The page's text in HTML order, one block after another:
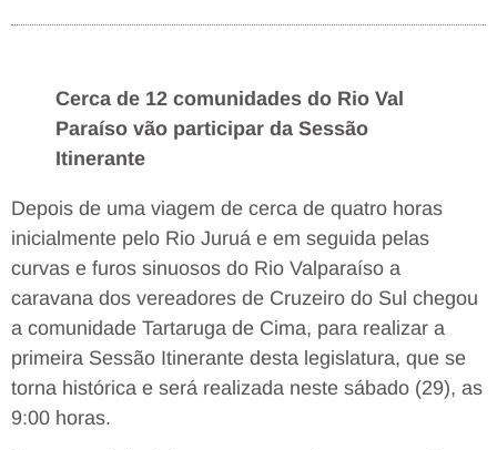
Cerca de 12 comunidades do Rio Val
Paraíso vão participar da Sessão
Itinerante
Depois de uma viagem de cerca de quatro horas
inicialmente pelo Rio Juruá e em seguida pelas
curvas e furos sinuosos do Rio Valparaíso a
caravana dos vereadores de Cruzeiro do Sul chegou
a comunidade Tartaruga de Cima, para realizar a
primeira Sessão Itinerante desta legislatura, que se
torna histórica e será realizada neste sábado (29), as
9:00 horas.